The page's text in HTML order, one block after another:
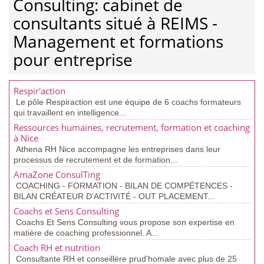
Consulting: cabinet de
consultants situé à REIMS -
Management et formations
pour entreprise
Respir'action
Le pôle Respiraction est une équipe de 6 coachs formateurs
qui travaillent en intelligence...
Ressources humaines, recrutement, formation et coaching
à Nice
Athena RH Nice accompagne les entreprises dans leur
processus de recrutement et de formation...
AmaZone ConsulTing
COACHING - FORMATION - BILAN DE COMPÉTENCES -
BILAN CRÉATEUR D’ACTIVITÉ - OUT PLACEMENT...
Coachs et Sens Consulting
Coachs Et Sens Consulting vous propose son expertise en
matière de coaching professionnel. A...
Coach RH et nutrition
Consultante RH et conseillère prud'homale avec plus de 25